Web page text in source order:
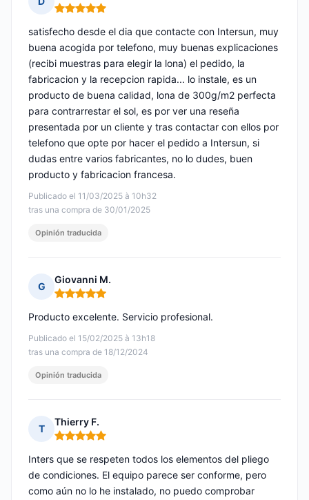
Nota: 5 de 5
Publicado el 11/03/2025 à 10h32
tras una compra de 30/01/2025
satisfecho desde el dia que contacte con Intersun, muy
buena acogida por telefono, muy buenas explicaciones
(recibi muestras para elegir la lona) el pedido, la
fabricacion y la recepcion rapida... lo instale, es un
producto de buena calidad, lona de 300g/m2 perfecta
para contrarrestar el sol, es por ver una reseña
presentada por un cliente y tras contactar con ellos por
telefono que opte por hacer el pedido a Intersun, si
dudas entre varios fabricantes, no lo dudes, buen
producto y fabricacion francesa.
Opinión traducida
G
Giovanni M.
Nota: 5 de 5
Publicado el 15/02/2025 à 13h18
tras una compra de 18/12/2024
Producto excelente. Servicio profesional.
Opinión traducida
T
Thierry F.
Nota: 5 de 5
Inters que se respeten todos los elementos del pliego
de condiciones. El equipo parece ser conforme, pero
como aún no lo he instalado, no puedo comprobar